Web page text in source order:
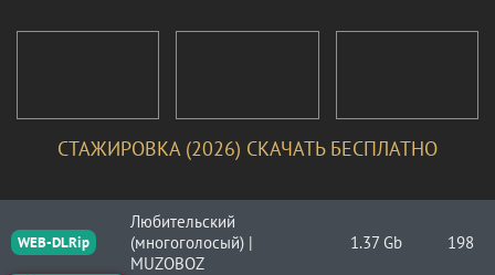
СТАЖИРОВКА (2026) СКАЧАТЬ БЕСПЛАТНО
WEB-DLRip
Любительский
(многоголосый) |
MUZOBOZ
1.37 Gb 198